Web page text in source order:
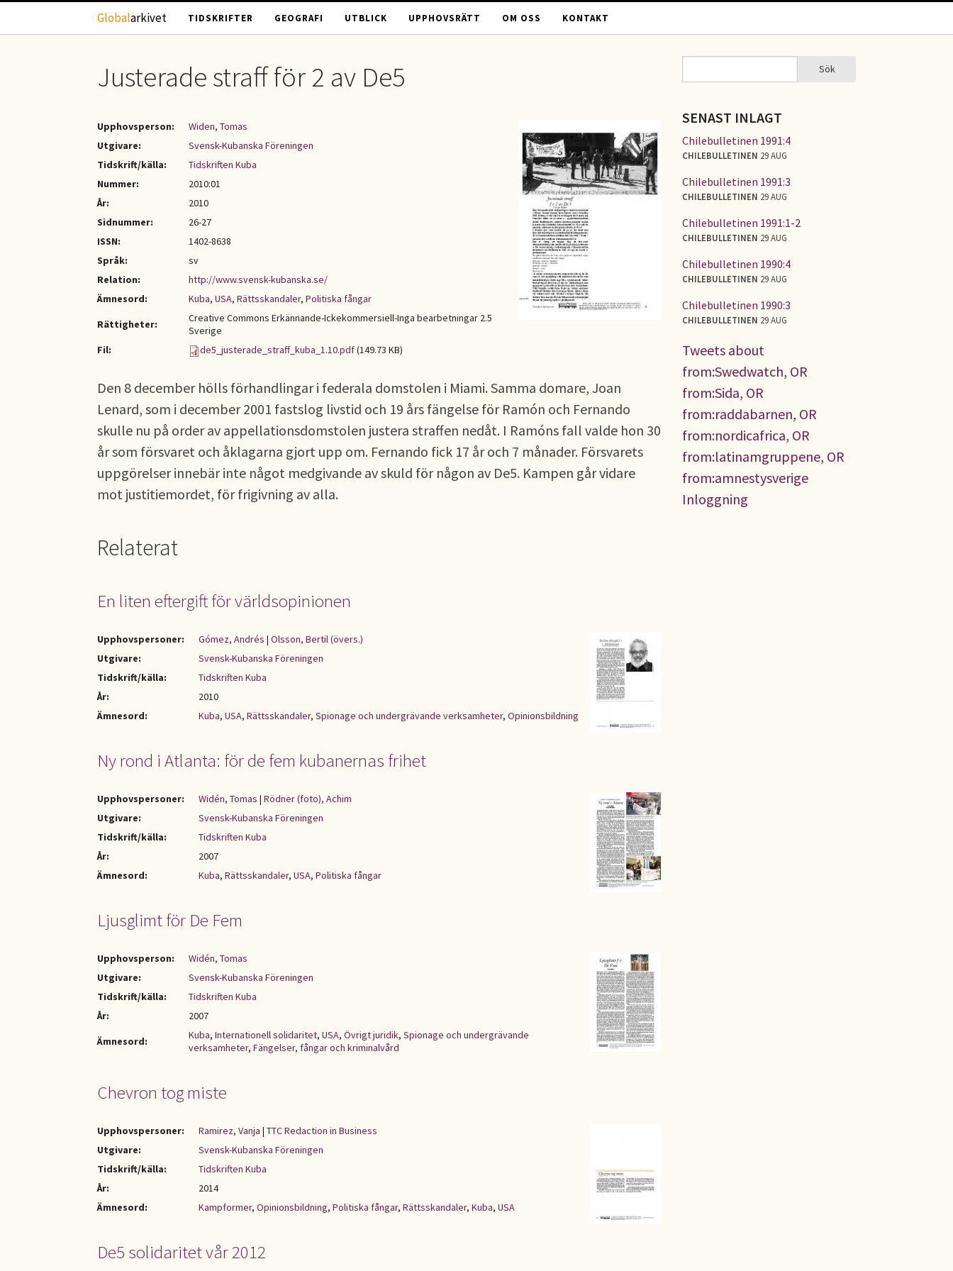
Hoppa till huvudinnehåll
Globalarkivet TIDSKRIFTER GEOGRAFI UTBLICK UPPHOVSRÄTT OM OSS KONTAKT
Justerade straff för 2 av De5
Upphovsperson:
Widen, Tomas
Utgivare:
Svensk-Kubanska Föreningen
Tidskrift/källa:
Tidskriften Kuba
Nummer:
2010:01
År:
2010
Sidnummer:
26-27
ISSN:
1402-8638
Språk:
sv
Relation:
http://www.svensk-kubanska.se/
Ämnesord:
Kuba, USA, Rättsskandaler, Politiska fångar
Rättigheter:
Creative Commons Erkännande-Ickekommersiell-Inga bearbetningar 2.5
Sverige
Fil:
de5_justerade_straff_kuba_1.10.pdf(149.73 KB)
Den 8 december hölls förhandlingar i federala domstolen i Miami. Samma domare, Joan
Lenard, som i december 2001 fastslog livstid och 19 års fängelse för Ramón och Fernando
skulle nu på order av appellationsdomstolen justera straffen nedåt. I Ramóns fall valde hon 30
år som försvaret och åklagarna gjort upp om. Fernando fick 17 år och 7 månader. Försvarets
uppgörelser innebär inte något medgivande av skuld för någon av De5. Kampen går vidare
mot justitiemordet, för frigivning av alla.
Relaterat
En liten eftergift för världsopinionen
Upphovspersoner: Gómez, Andrés | Olsson, Bertil (övers.)
Utgivare:
Svensk-Kubanska Föreningen
Tidskrift/källa:
Tidskriften Kuba
År:
2010
Ämnesord:
Kuba, USA, Rättsskandaler, Spionage och undergrävande verksamheter, Opinionsbildning
Ny rond i Atlanta: för de fem kubanernas frihet
Upphovspersoner: Widén, Tomas | Rödner (foto), Achim
Utgivare:
Svensk-Kubanska Föreningen
Tidskrift/källa:
Tidskriften Kuba
År:
2007
Ämnesord:
Kuba, Rättsskandaler, USA, Politiska fångar
Ljusglimt för De Fem
Upphovsperson:
Widén, Tomas
Utgivare:
Svensk-Kubanska Föreningen
Tidskrift/källa:
Tidskriften Kuba
År:
2007
Ämnesord:
Kuba, Internationell solidaritet, USA, Övrigt juridik, Spionage och undergrävande
verksamheter, Fängelser, fångar och kriminalvård
Chevron tog miste
Upphovspersoner: Ramirez, Vanja | TTC Redaction in Business
Utgivare:
Svensk-Kubanska Föreningen
Tidskrift/källa:
Tidskriften Kuba
År:
2014
Ämnesord:
Kampformer, Opinionsbildning, Politiska fångar, Rättsskandaler, Kuba, USA
De5 solidaritet vår 2012
SÖKFORMULÄR Sök
SENAST INLAGT
Chilebulletinen 1991:4
CHILEBULLETINEN 29 AUG
Chilebulletinen 1991:3
CHILEBULLETINEN 29 AUG
Chilebulletinen 1991:1-2
CHILEBULLETINEN 29 AUG
Chilebulletinen 1990:4
CHILEBULLETINEN 29 AUG
Chilebulletinen 1990:3
CHILEBULLETINEN 29 AUG
Tweets about
from:Swedwatch, OR
from:Sida, OR
from:raddabarnen, OR
from:nordicafrica, OR
from:latinamgruppene, OR
from:amnestysverige
Inloggning